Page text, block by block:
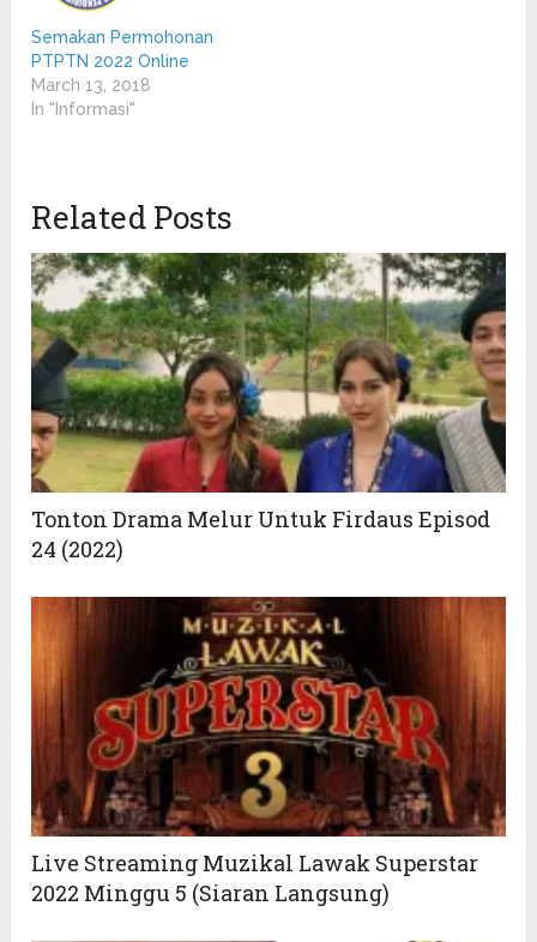
Semakan Permohonan
PTPTN 2022 Online
March 13, 2018
In "Informasi"
Related Posts
Tonton Drama Melur Untuk Firdaus Episod
24 (2022)
Live Streaming Muzikal Lawak Superstar
2022 Minggu 5 (Siaran Langsung)